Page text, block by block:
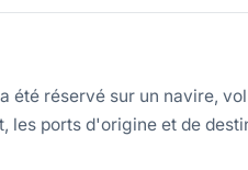
réservé sur un navire,
ports d'origine et de